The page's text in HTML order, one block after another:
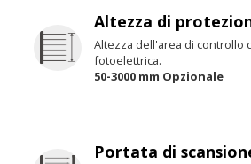
Altezza di
Altezza dell'area di controllo
fotoelettrica.
50-3000 mm Opzionale
Portata di